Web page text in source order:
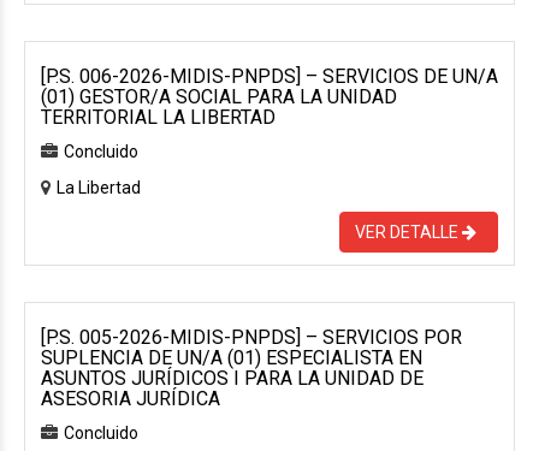
[P.S. 006-2026-MIDIS-PNPDS] – SERVICIOS DE UN/A
(01) GESTOR/A SOCIAL PARA LA UNIDAD
TERRITORIAL LA LIBERTAD
Concluido
La Libertad
VER DETALLE
[P.S. 005-2026-MIDIS-PNPDS] – SERVICIOS POR
SUPLENCIA DE UN/A (01) ESPECIALISTA EN
ASUNTOS JURÍDICOS I PARA LA UNIDAD DE
ASESORIA JURÍDICA
Concluido